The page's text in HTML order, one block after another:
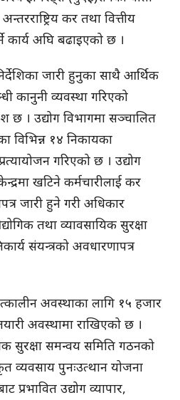
कर तथा वित्तीय
कार्य अघि बढाइएको छ ।
जारी हुनुका साथै आर्थिक
कानुनी व्यवस्था गरिएको
छ । उद्योग विभागमा सञ्चालित
विभिन्न १४ निकायका
गरिएको छ । उद्योग
खटिने कर्मचारीलाई कर
जारी हुने गरी अधिकार
तथा व्यावसायिक सुरक्षा
संयन्त्रको अवधारणापत्र
अवस्थाका लागि १५ हजार
अवस्थामा राखिएको छ ।
सुरक्षा समन्वय समिति गठनको
व्यवसाय पुनःउत्थान योजना
प्रभावित उद्योग व्यापार,